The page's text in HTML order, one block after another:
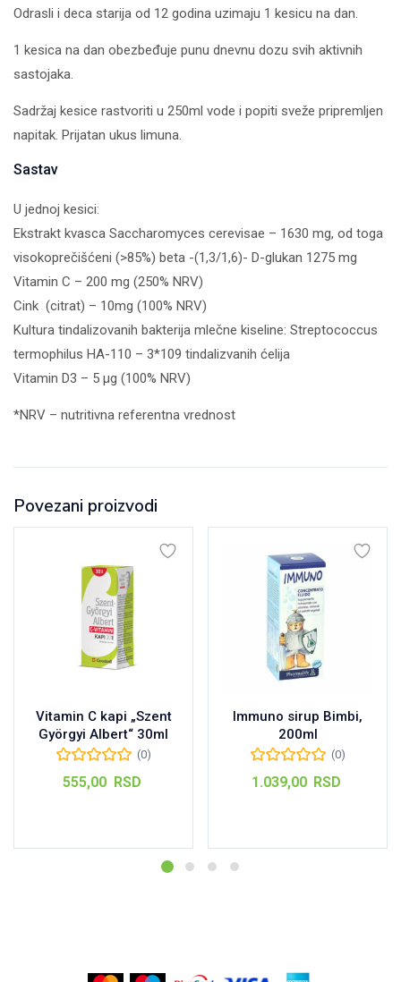
Odrasli i deca starija od 12 godina uzimaju 1 kesicu na dan.
1 kesica na dan obezbeđuje punu dnevnu dozu svih aktivnih
sastojaka.
Sadržaj kesice rastvoriti u 250ml vode i popiti sveže pripremljen
napitak. Prijatan ukus limuna.
Sastav
U jednoj kesici:
Ekstrakt kvasca Saccharomyces cerevisae – 1630 mg, od toga
visokoprečišćeni (>85%) beta -(1,3/1,6)- D-glukan 1275 mg
Vitamin C – 200 mg (250% NRV)
Cink (citrat) – 10mg (100% NRV)
Kultura tindalizovanih bakterija mlečne kiseline: Streptococcus
termophilus HA-110 – 3*109 tindalizvanih ćelija
Vitamin D3 – 5 µg (100% NRV)
*NRV – nutritivna referentna vrednost
Povezani proizvodi
Vitamin C kapi „Szent
Györgyi Albert“ 30ml
(0)
555,00 RSD
Immuno sirup Bimbi,
200ml
(0)
1.039,00 RSD